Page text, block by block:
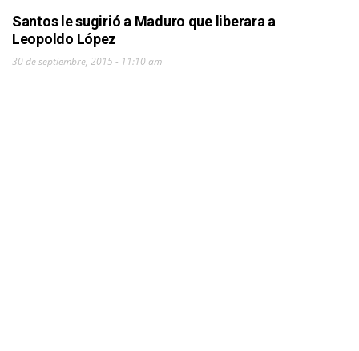
Santos le sugirió a Maduro que liberara a
Leopoldo López
30 de septiembre, 2015 - 11:10 am